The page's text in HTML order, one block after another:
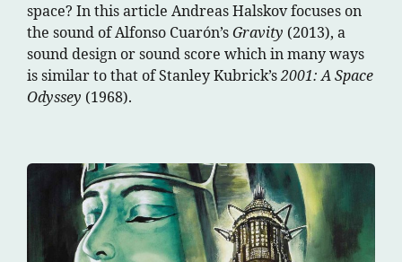
space? In this article Andreas Halskov focuses on
the sound of Alfonso Cuarón’sGravity (2013), a
sound design or sound score which in many ways
is similar to that of Stanley Kubrick’s2001: A Space
Odyssey (1968).